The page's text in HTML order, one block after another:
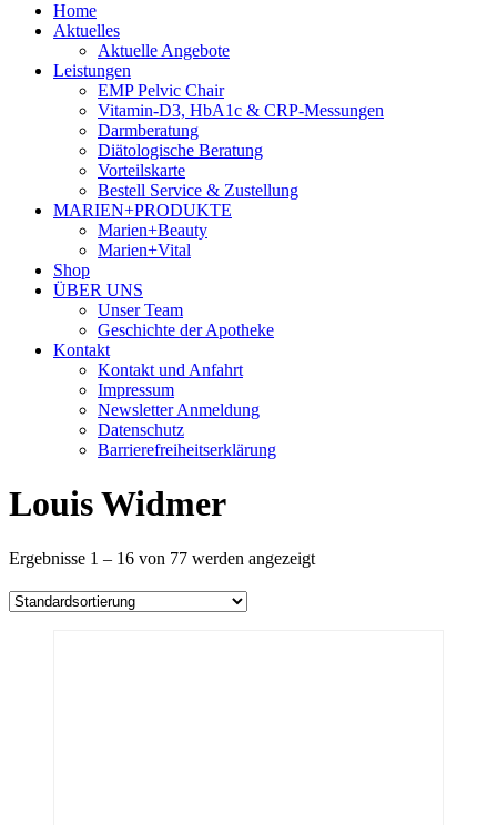
Home
Aktuelles
Aktuelle Angebote
Leistungen
EMP Pelvic Chair
Vitamin-D3, HbA1c & CRP-Messungen
Darmberatung
Diätologische Beratung
Vorteilskarte
Bestell Service & Zustellung
MARIEN+PRODUKTE
Marien+Beauty
Marien+Vital
Shop
ÜBER UNS
Unser Team
Geschichte der Apotheke
Kontakt
Kontakt und Anfahrt
Impressum
Newsletter Anmeldung
Datenschutz
Barrierefreiheitserklärung
Louis Widmer
Ergebnisse 1 – 16 von 77 werden angezeigt